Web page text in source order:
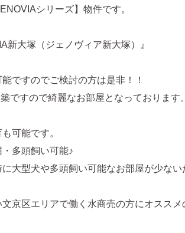
シリーズ】物件です。
新大塚（ジェノヴィア新大塚）』
ですのでご検討の方は是非！！
ですので綺麗なお部屋となっております。
可能です。
多頭飼い可能♪
大型犬や多頭飼い可能なお部屋が少ない
京区エリアで働く水商売の方にオススメ